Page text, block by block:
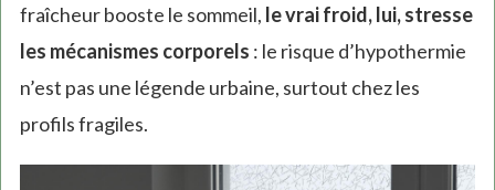
fraîcheur booste le sommeil, le vrai froid, lui, stresse
les mécanismes corporels : le risque d’hypothermie
n’est pas une légende urbaine, surtout chez les
profils fragiles.